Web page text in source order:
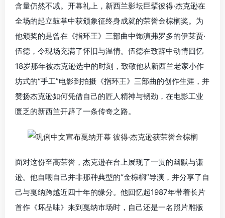
含量仍然不减。开幕礼上，新西兰影坛巨擘彼得·杰克逊在
全场的起立鼓掌中获颁象征终身成就的荣誉金棕榈奖。为
他颁奖的是曾在《指环王》三部曲中饰演弗罗多的伊莱贾·
伍德，令现场充满了怀旧与温情。伍德在致辞中动情回忆
18岁那年被杰克逊选中的时刻，致敬他从新西兰老家小作
坊式的“手工”电影到拍摄《指环王》三部曲的创作生涯，并
赞扬杰克逊如何凭借自己的匠人精神与韧劲，在电影工业
匮乏的新西兰开辟了一条传奇之路。
面对这份至高荣誉，杰克逊在台上展现了一贯的幽默与谦
逊。他自嘲自己并非那种典型的“金棕榈”导演，并分享了自
己与戛纳跨越近四十年的缘分。他回忆起1987年带着长片
首作《坏品味》来到戛纳市场时，自己还是一名照片雕版